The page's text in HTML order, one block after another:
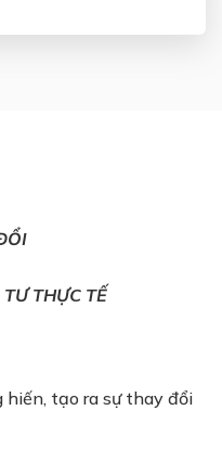
THỰC TẾ
hiến, tạo ra sự thay đổi